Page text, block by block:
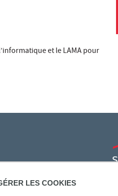
LES COOKIES
et le LAMA pour